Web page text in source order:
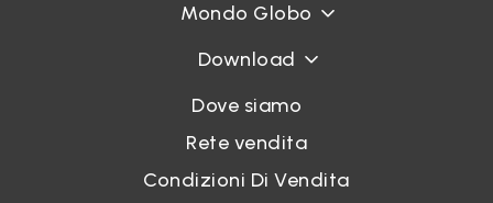
Mondo Globo
Download
Dove siamo
Rete vendita
Condizioni Di Vendita